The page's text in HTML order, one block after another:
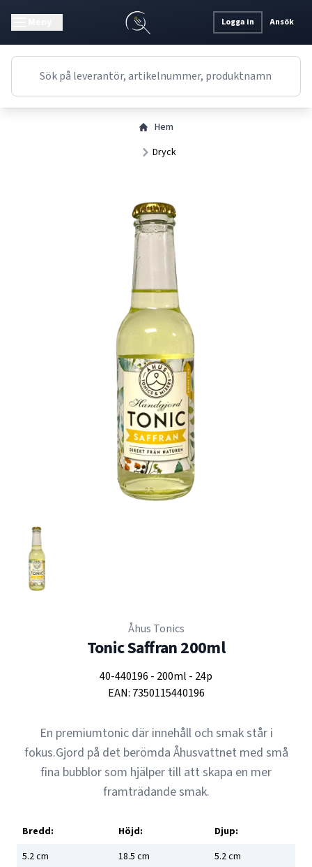
Logga in Ansök
Hem
Dryck
Åhus Tonics
Tonic Saffran 200ml
40-440196 - 200ml - 24p
EAN: 7350115440196
En premiumtonic där innehåll och smak står i
fokus.Gjord på det berömda Åhusvattnet med små
fina bubblor som hjälper till att skapa en mer
framträdande smak.
Bredd: Höjd:
Djup:
5.2cm 18.5 cm 5.2cm